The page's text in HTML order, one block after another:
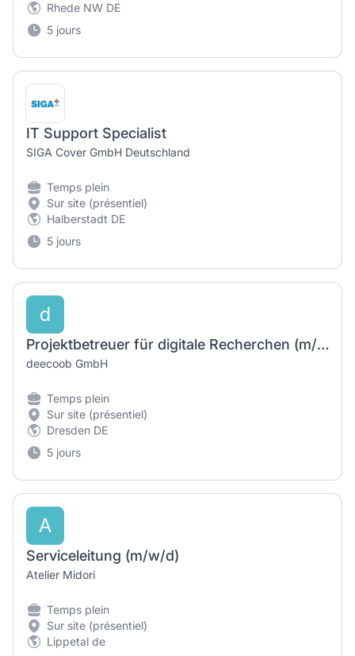
Rhede NW DE
5 jours
IT Support Specialist
SIGA Cover GmbH Deutschland
Temps plein
Sur site (présentiel)
Halberstadt DE
5 jours
d
Projektbetreuer für digitale Recherchen (m/w/d)
deecoob GmbH
Temps plein
Sur site (présentiel)
Dresden DE
5 jours
A
Serviceleitung (m/w/d)
Atelier Midori
Temps plein
Sur site (présentiel)
Lippetal de